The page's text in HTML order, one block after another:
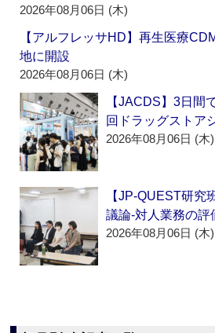
2026年08月06日 (木)
【アルフレッサHD】再生医療
地に開設
2026年08月06日 (木)
【JACDS】3日間
回ドラッグストア
2026年08月06日 (木)
【JP-QUEST研究
議論‐対人業務の評
2026年08月06日 (木)